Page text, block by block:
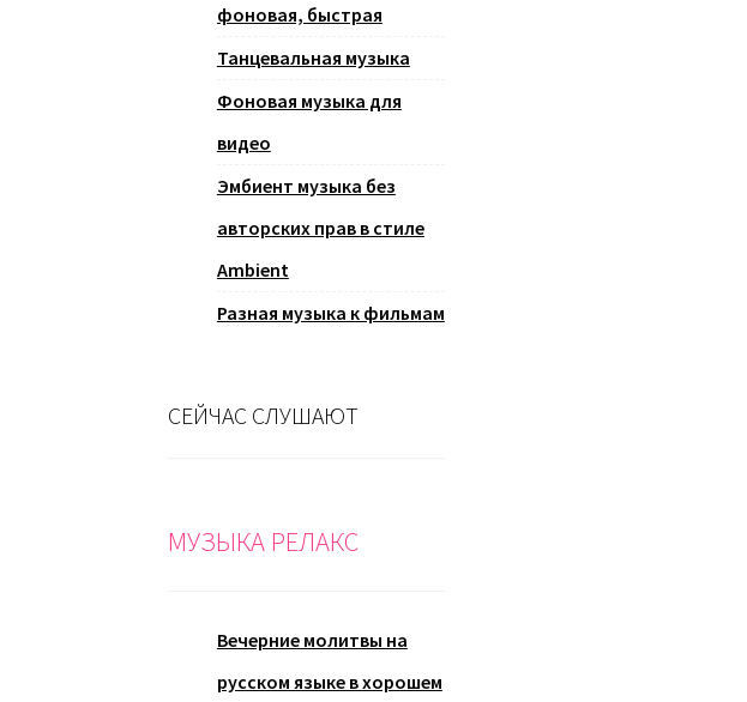
фоновая, быстрая
Танцевальная музыка
Фоновая музыка для
видео
Эмбиент музыка без
авторских прав в стиле
Ambient
Разная музыка к фильмам
СЕЙЧАС СЛУШАЮТ
МУЗЫКА РЕЛАКС
Вечерние молитвы на
русском языке в хорошем